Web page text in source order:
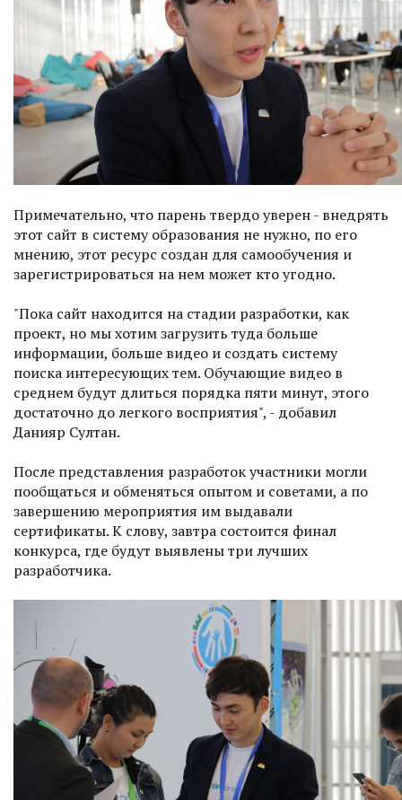
Примечательно, что парень твердо уверен - внедрять
этот сайт в систему образования не нужно, по его
мнению, этот ресурс создан для самообучения и
зарегистрироваться на нем может кто угодно.
"Пока сайт находится на стадии разработки, как
проект, но мы хотим загрузить туда больше
информации, больше видео и создать систему
поиска интересующих тем. Обучающие видео в
среднем будут длиться порядка пяти минут, этого
достаточно до легкого восприятия", - добавил
Данияр Султан.
После представления разработок участники могли
пообщаться и обменяться опытом и советами, а по
завершению мероприятия им выдавали
сертификаты. К слову, завтра состоится финал
конкурса, где будут выявлены три лучших
разработчика.